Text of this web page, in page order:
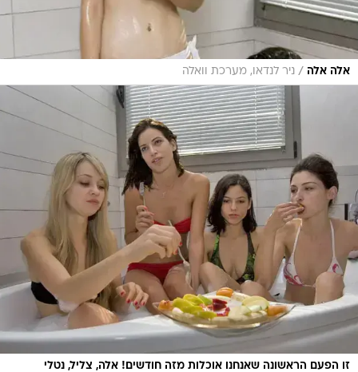
אלה אלה / ניר לנדאו, מערכת וואלה
זו הפעם הראשונה שאנחנו אוכלות מזה חודשים! אלה, צליל, נטלי